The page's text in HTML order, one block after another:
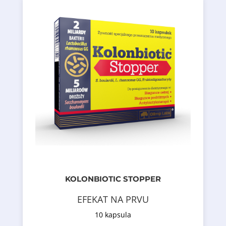
KOLONBIOTIC STOPPER
EFEKAT NA PRVU
10 kapsula
Hrana za specijalne medicinske svrhe koja
bakterija L. rhamnosus GG i 5 milijardi
· Putnička dijareja
· Antibiotska terapija
Svojstva, karakteristike i opravdanost
upotrebe
Upotreba S. boulardii smanjuje trajanje
akutne dijareje kod djece (2005
Jan;94(1)44-7) i odraslih (1990; 132 188–192;
2003 Aug;9(8)1832-3)